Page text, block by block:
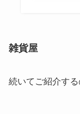
雑貨屋
続いてご紹介する